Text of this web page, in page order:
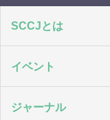
SCCJとは
イベント
ジャーナル